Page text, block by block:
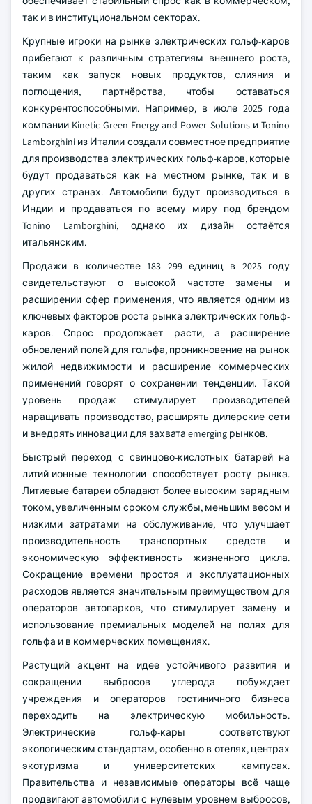
так и в институциональном секторах.
Крупные игроки на рынке электрических гольф-каров
прибегают к различным стратегиям внешнего роста,
таким как запуск новых продуктов, слияния и
поглощения, партнёрства, чтобы оставаться
конкурентоспособными. Например, в июле 2025 года
компании Kinetic Green Energy and Power Solutions и Tonino
Lamborghini из Италии создали совместное предприятие
для производства электрических гольф-каров, которые
будут продаваться как на местном рынке, так и в
других странах. Автомобили будут производиться в
Индии и продаваться по всему миру под брендом
Tonino Lamborghini, однако их дизайн остаётся
итальянским.
Продажи в количестве 183 299 единиц в 2025 году
свидетельствуют о высокой частоте замены и
расширении сфер применения, что является одним из
ключевых факторов роста рынка электрических гольф-
каров. Спрос продолжает расти, а расширение
обновлений полей для гольфа, проникновение на рынок
жилой недвижимости и расширение коммерческих
применений говорят о сохранении тенденции. Такой
уровень продаж стимулирует производителей
наращивать производство, расширять дилерские сети
и внедрять инновации для захвата emerging рынков.
Быстрый переход с свинцово-кислотных батарей на
литий-ионные технологии способствует росту рынка.
Литиевые батареи обладают более высоким зарядным
током, увеличенным сроком службы, меньшим весом и
низкими затратами на обслуживание, что улучшает
производительность транспортных средств и
экономическую эффективность жизненного цикла.
Сокращение времени простоя и эксплуатационных
расходов является значительным преимуществом для
операторов автопарков, что стимулирует замену и
использование премиальных моделей на полях для
гольфа и в коммерческих помещениях.
Растущий акцент на идее устойчивого развития и
сокращении выбросов углерода побуждает
учреждения и операторов гостиничного бизнеса
переходить на электрическую мобильность.
Электрические гольф-кары соответствуют
экологическим стандартам, особенно в отелях, центрах
экотуризма и университетских кампусах.
Правительства и независимые операторы всё чаще
продвигают автомобили с нулевым уровнем выбросов,